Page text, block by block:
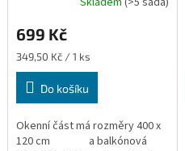
699 Kč
Měrná
cena:
349,50 Kč / 1 ks
Do košíku
Okenní část má rozměry 400 x
120 cm a balkónová